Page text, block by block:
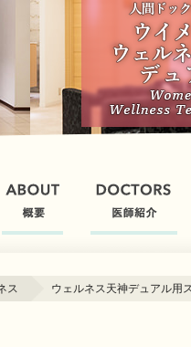
ス ウェルネス天神デュアル用